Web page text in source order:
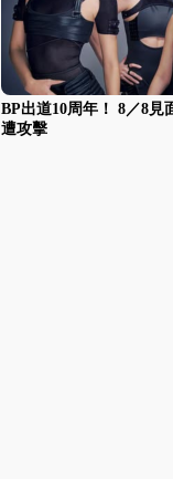
BP出道10周年！ 8／8
遭攻擊